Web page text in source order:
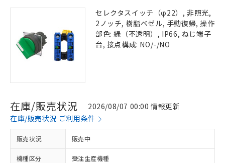
セレクタスイッチ（φ22）, 非照光,
2ノッチ, 樹脂ベゼル, 手動復帰, 操作
部色: 緑（不透明）, IP66, ねじ端子
台, 接点構成: NO/-/NO
在庫/販売状況
2026/08/07 00:00 情報更新
在庫/販売状況 ご利用条件
販売状況 販売中
機種区分 受注生産機種